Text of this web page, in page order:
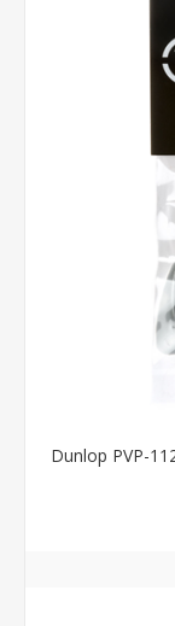
Dunlop PVP-